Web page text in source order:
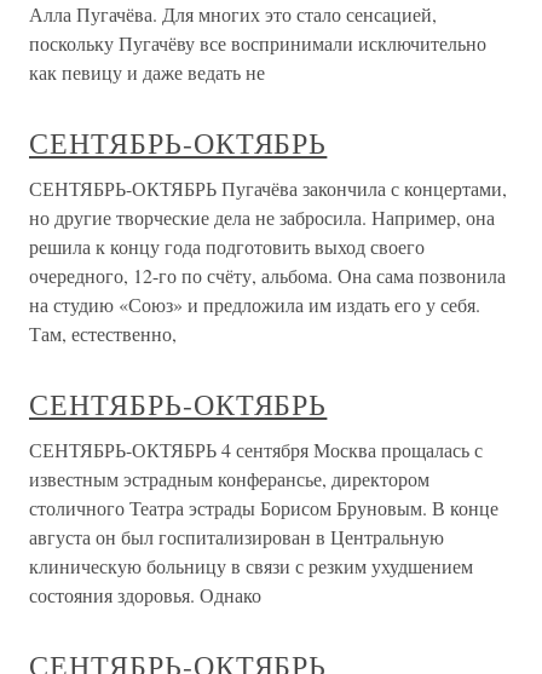
Алла Пугачёва. Для многих это стало сенсацией,
поскольку Пугачёву все воспринимали исключительно
как певицу и даже ведать не
СЕНТЯБРЬ-ОКТЯБРЬ
СЕНТЯБРЬ-ОКТЯБРЬ Пугачёва закончила с концертами,
но другие творческие дела не забросила. Например, она
решила к концу года подготовить выход своего
очередного, 12-го по счёту, альбома. Она сама позвонила
на студию «Союз» и предложила им издать его у себя.
Там, естественно,
СЕНТЯБРЬ-ОКТЯБРЬ
СЕНТЯБРЬ-ОКТЯБРЬ 4 сентября Москва прощалась с
известным эстрадным конферансье, директором
столичного Театра эстрады Борисом Бруновым. В конце
августа он был госпитализирован в Центральную
клиническую больницу в связи с резким ухудшением
состояния здоровья. Однако
СЕНТЯБРЬ-ОКТЯБРЬ